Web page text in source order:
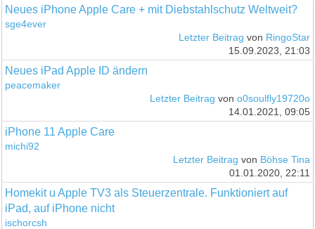
Neues iPhone Apple Care + mit Diebstahlschutz Weltweit?
sge4ever
Letzter Beitrag von RingoStar
15.09.2023, 21:03
Neues iPad Apple ID ändern
peacemaker
Letzter Beitrag von o0soulfly19720o
14.01.2021, 09:05
iPhone 11 Apple Care
michi92
Letzter Beitrag von Böhse Tina
01.01.2020, 22:11
Homekit u Apple TV3 als Steuerzentrale. Funktioniert auf
iPad, auf iPhone nicht
ischorcsh